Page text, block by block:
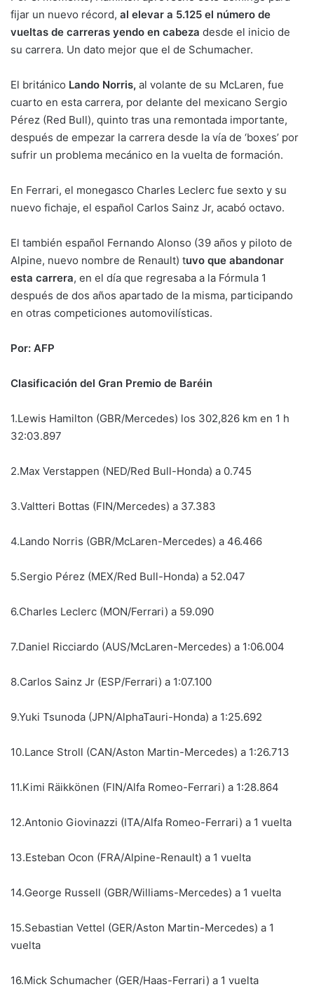
fijar un nuevo récord, al elevar a 5.125 el número de
vueltas de carreras yendo en cabeza desde el inicio de
su carrera. Un dato mejor que el de Schumacher.
El británico Lando Norris, al volante de su McLaren, fue
cuarto en esta carrera, por delante del mexicano Sergio
Pérez (Red Bull), quinto tras una remontada importante,
después de empezar la carrera desde la vía de ‘boxes’ por
sufrir un problema mecánico en la vuelta de formación.
En Ferrari, el monegasco Charles Leclerc fue sexto y su
nuevo fichaje, el español Carlos Sainz Jr, acabó octavo.
El también español Fernando Alonso (39 años y piloto de
Alpine, nuevo nombre de Renault) tuvo que abandonar
esta carrera, en el día que regresaba a la Fórmula 1
después de dos años apartado de la misma, participando
en otras competiciones automovilísticas.
Por: AFP
Clasificación del Gran Premio de Baréin
1.Lewis Hamilton (GBR/Mercedes) los 302,826 km en 1 h
32:03.897
2.Max Verstappen (NED/Red Bull-Honda) a 0.745
3.Valtteri Bottas (FIN/Mercedes) a 37.383
4.Lando Norris (GBR/McLaren-Mercedes) a 46.466
5.Sergio Pérez (MEX/Red Bull-Honda) a 52.047
6.Charles Leclerc (MON/Ferrari) a 59.090
7.Daniel Ricciardo (AUS/McLaren-Mercedes) a 1:06.004
8.Carlos Sainz Jr (ESP/Ferrari) a 1:07.100
9.Yuki Tsunoda (JPN/AlphaTauri-Honda) a 1:25.692
10.Lance Stroll (CAN/Aston Martin-Mercedes) a 1:26.713
11.Kimi Räikkönen (FIN/Alfa Romeo-Ferrari) a 1:28.864
12.Antonio Giovinazzi (ITA/Alfa Romeo-Ferrari) a 1 vuelta
13.Esteban Ocon (FRA/Alpine-Renault) a 1 vuelta
14.George Russell (GBR/Williams-Mercedes) a 1 vuelta
15.Sebastian Vettel (GER/Aston Martin-Mercedes) a 1
vuelta
16.Mick Schumacher (GER/Haas-Ferrari) a 1 vuelta